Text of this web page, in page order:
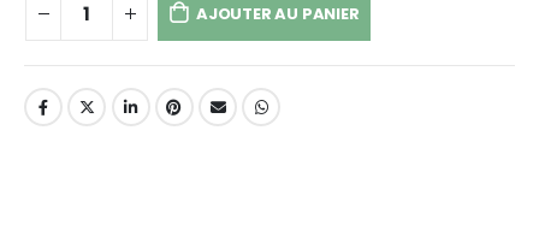
AJOUTER AU PANIER